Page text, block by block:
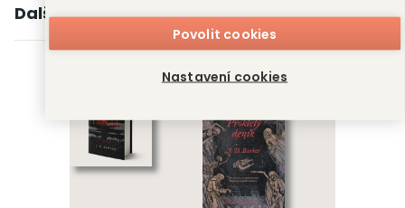
Povolit cookies
Nastavení cookies
Další knihy autora